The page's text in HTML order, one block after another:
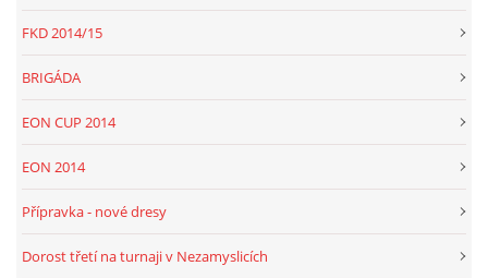
FKD 2014/15
BRIGÁDA
EON CUP 2014
EON 2014
Přípravka - nové dresy
Dorost třetí na turnaji v Nezamyslicích